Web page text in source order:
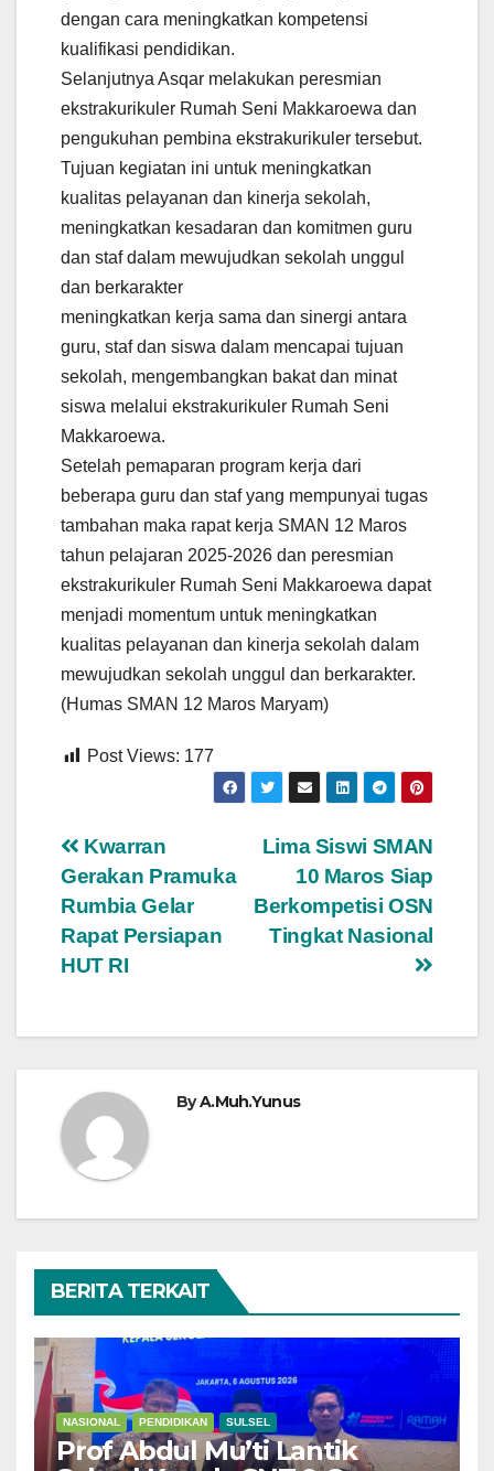
dengan cara meningkatkan kompetensi
kualifikasi pendidikan.
Selanjutnya Asqar melakukan peresmian
ekstrakurikuler Rumah Seni Makkaroewa dan
pengukuhan pembina ekstrakurikuler tersebut.
Tujuan kegiatan ini untuk meningkatkan
kualitas pelayanan dan kinerja sekolah,
meningkatkan kesadaran dan komitmen guru
dan staf dalam mewujudkan sekolah unggul
dan berkarakter
meningkatkan kerja sama dan sinergi antara
guru, staf dan siswa dalam mencapai tujuan
sekolah, mengembangkan bakat dan minat
siswa melalui ekstrakurikuler Rumah Seni
Makkaroewa.
Setelah pemaparan program kerja dari
beberapa guru dan staf yang mempunyai tugas
tambahan maka rapat kerja SMAN 12 Maros
tahun pelajaran 2025-2026 dan peresmian
ekstrakurikuler Rumah Seni Makkaroewa dapat
menjadi momentum untuk meningkatkan
kualitas pelayanan dan kinerja sekolah dalam
mewujudkan sekolah unggul dan berkarakter.
(Humas SMAN 12 Maros Maryam)
Post Views: 177
Navigasi
pos
Lima Siswi SMAN
10 Maros Siap
Berkompetisi OSN
Tingkat Nasional
Kwarran
Gerakan Pramuka
Rumbia Gelar
Rapat Persiapan
HUT RI
ByA.Muh.Yunus
BERITA TERKAIT
NASIONAL PENDIDIKAN SULSEL
Prof Abdul Mu’ti Lantik